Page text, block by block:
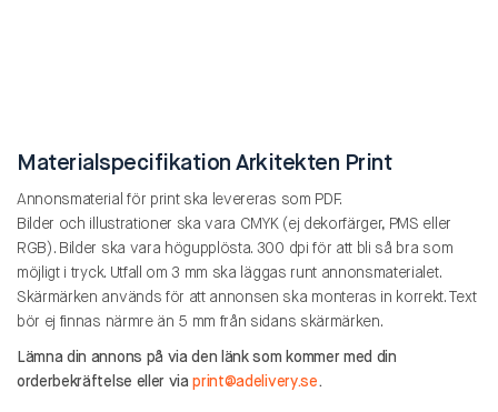
Materialspecifikation Arkitekten Print
Annonsmaterial för print ska levereras som PDF.
Bilder och illustrationer ska vara CMYK (ej dekorfärger, PMS eller
RGB). Bilder ska vara högupplösta. 300 dpi för att bli så bra som
möjligt i tryck. Utfall om 3 mm ska läggas runt annonsmaterialet.
Skärmärken används för att annonsen ska monteras in korrekt. Text
bör ej finnas närmre än 5 mm från sidans skärmärken.
Lämna din annons på via den länk som kommer med din
orderbekräftelse eller viaprint@adelivery.se.